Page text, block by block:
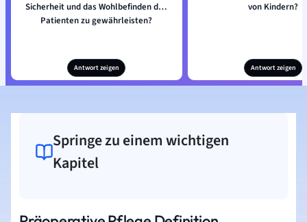
Sicherheit und das Wohlbefinden des
Patienten zu gewährleisten?
Antwort zeigen
von Kindern?
Antwort zeigen
Springe zu einem wichtigen
Kapitel